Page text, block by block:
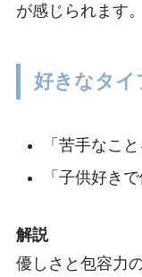
が感じられます。
好きなタイ
「苦手なこ
「子供好き
解説
優しさと包容力